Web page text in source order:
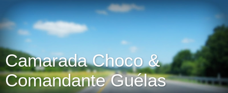
Camarada Choco &
Comandante Guélas